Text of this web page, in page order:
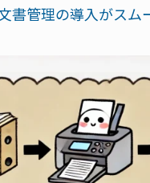
管理の導入がスム